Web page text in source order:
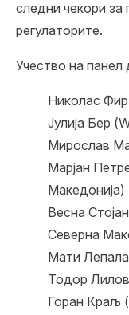
следни чекори за
регулаторите.
Учество на панел
Николас
Јулија Бер
Мирослав
Марјан
Македонија)
Весна
Северна
Мати
Тодор Лилов
Горан Краљ